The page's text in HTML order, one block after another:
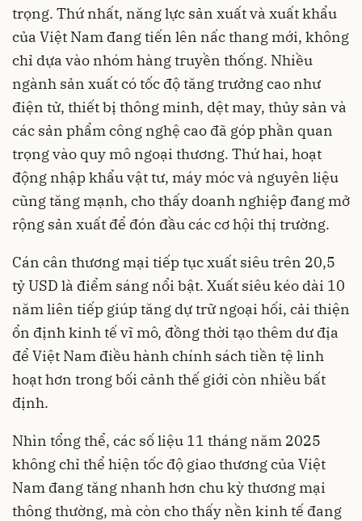
trọng. Thứ nhất, năng lực sản xuất và xuất khẩu
của Việt Nam đang tiến lên nấc thang mới, không
chỉ dựa vào nhóm hàng truyền thống. Nhiều
ngành sản xuất có tốc độ tăng trưởng cao như
điện tử, thiết bị thông minh, dệt may, thủy sản và
các sản phẩm công nghệ cao đã góp phần quan
trọng vào quy mô ngoại thương. Thứ hai, hoạt
động nhập khẩu vật tư, máy móc và nguyên liệu
cũng tăng mạnh, cho thấy doanh nghiệp đang mở
rộng sản xuất để đón đầu các cơ hội thị trường.
Cán cân thương mại tiếp tục xuất siêu trên 20,5
tỷ USD là điểm sáng nổi bật. Xuất siêu kéo dài 10
năm liên tiếp giúp tăng dự trữ ngoại hối, cải thiện
ổn định kinh tế vĩ mô, đồng thời tạo thêm dư địa
để Việt Nam điều hành chính sách tiền tệ linh
hoạt hơn trong bối cảnh thế giới còn nhiều bất
định.
Nhìn tổng thể, các số liệu 11 tháng năm 2025
không chỉ thể hiện tốc độ giao thương của Việt
Nam đang tăng nhanh hơn chu kỳ thương mại
thông thường, mà còn cho thấy nền kinh tế đang